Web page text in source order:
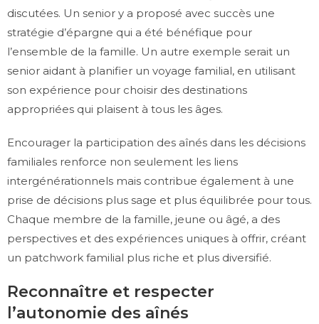
discutées. Un senior y a proposé avec succès une
stratégie d’épargne qui a été bénéfique pour
l’ensemble de la famille. Un autre exemple serait un
senior aidant à planifier un voyage familial, en utilisant
son expérience pour choisir des destinations
appropriées qui plaisent à tous les âges.
Encourager la participation des aînés dans les décisions
familiales renforce non seulement les liens
intergénérationnels mais contribue également à une
prise de décisions plus sage et plus équilibrée pour tous.
Chaque membre de la famille, jeune ou âgé, a des
perspectives et des expériences uniques à offrir, créant
un patchwork familial plus riche et plus diversifié.
Reconnaître et respecter
l’autonomie des aînés